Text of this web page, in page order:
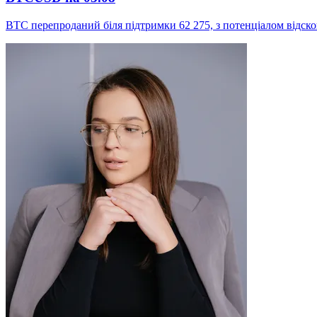
BTC перепроданий біля підтримки 62 275, з потенціалом